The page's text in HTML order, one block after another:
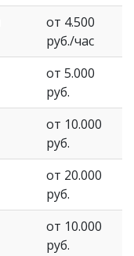
от 4.500
руб./час
от 5.000
руб.
от 10.000
руб.
от 20.000
руб.
от 10.000
руб.